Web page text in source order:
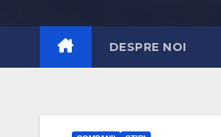
DESPRE NOI